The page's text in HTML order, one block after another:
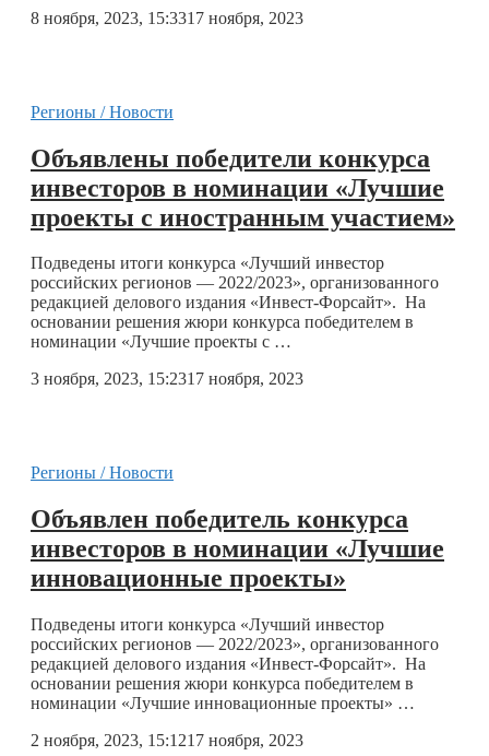
8 ноября, 2023, 15:3317 ноября, 2023
Регионы / Новости
Объявлены победители конкурса
инвесторов в номинации «Лучшие
проекты с иностранным участием»
Подведены итоги конкурса «Лучший инвестор
российских регионов — 2022/2023», организованного
редакцией делового издания «Инвест-Форсайт». На
основании решения жюри конкурса победителем в
номинации «Лучшие проекты с …
3 ноября, 2023, 15:2317 ноября, 2023
Регионы / Новости
Объявлен победитель конкурса
инвесторов в номинации «Лучшие
инновационные проекты»
Подведены итоги конкурса «Лучший инвестор
российских регионов — 2022/2023», организованного
редакцией делового издания «Инвест-Форсайт». На
основании решения жюри конкурса победителем в
номинации «Лучшие инновационные проекты» …
2 ноября, 2023, 15:1217 ноября, 2023